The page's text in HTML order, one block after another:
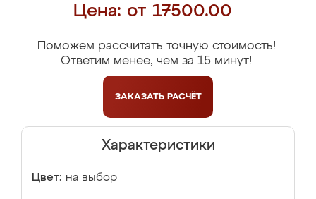
Цена: от 17500.00
Поможем рассчитать точную стоимость!
Ответим менее, чем за 15 минут!
ЗАКАЗАТЬ РАСЧЁТ
Характеристики
Цвет: на выбор